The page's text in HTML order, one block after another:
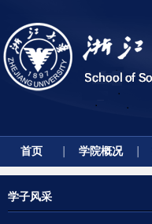
首页 学院概况
学子风采